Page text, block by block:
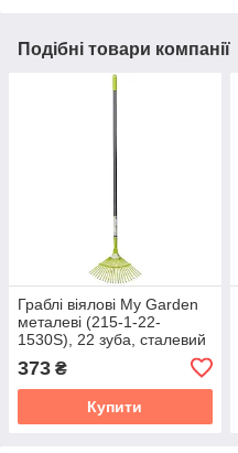
Подібні товари компанії
Граблі віялові My Garden
металеві (215-1-22-
1530S), 22 зуба, сталевий
373 ₴
Купити